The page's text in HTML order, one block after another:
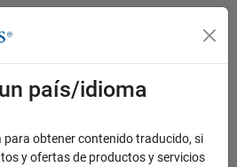
país/idioma
para obtener contenido traducido, si
y ofertas de productos y servicios